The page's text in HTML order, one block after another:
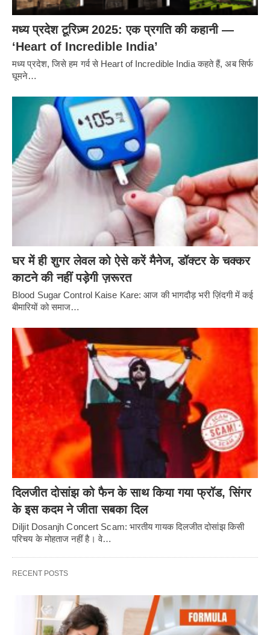
मध्य प्रदेश टूरिज़्म 2025: एक प्रगति की कहानी —
‘Heart of Incredible India’
मध्य प्रदेश, जिसे हम गर्व से Heart of Incredible India कहते हैं, अब सिर्फ
घूमने…
घर में ही शुगर लेवल को ऐसे करें मैनेज, डॉक्टर के चक्कर
काटने की नहीं पड़ेगी ज़रूरत
Blood Sugar Control Kaise Kare: आज की भागदौड़ भरी ज़िंदगी में कई
बीमारियों को समाज…
दिलजीत दोसांझ को फैन के साथ किया गया फ्रॉड, सिंगर
के इस कदम ने जीता सबका दिल
Diljit Dosanjh Concert Scam: भारतीय गायक दिलजीत दोसांझ किसी
परिचय के मोहताज नहीं है। वे…
RECENT POSTS